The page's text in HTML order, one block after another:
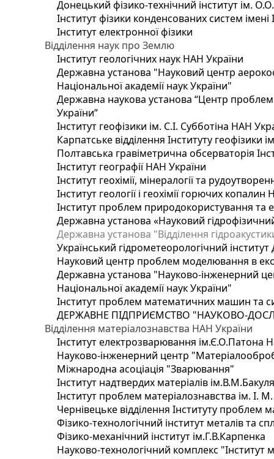
Донецький фізико-технічний інститут ім.
Інститут фізики конденсованих систем
Інститут електронної фізики
Відділення наук про Землю
Інститут геологічних наук НАН України
Державна установа "Науковий центр
Національної академії наук України"
Державна наукова установа “Центр проблем
України”
Інститут геофізики ім. С.І. Субботіна НАН
Карпатське відділення Інституту геофізики
Полтавська гравіметрична обсерваторія
Інститут географії НАН України
Інститут геохімії, мінералогії та
Інститут геології і геохімії горючих
Інститут проблем природокористування та
Державна установа «Науковий
Державна установа "Відділення
Український гідрометеорологічний
Науковий центр проблем моделювання в
Державна установа "Науково-інженерний
Національної академії наук України"
Інститут проблем математичних машин та
ДЕРЖАВНЕ ПІДПРИЄМСТВО "НАУКОВО-
Відділення матеріалознавства НАН України
Інститут електрозварювання ім.Є.О.Патона
Науково-інженерний центр
Міжнародна асоціація "Зварювання"
Інститут надтвердих матеріалів
Інститут проблем матеріалознавства ім. І.
Чернівецьке відділення Інституту проблем
Фізико-технологічний інститут металів та
Фізико-механічний інститут ім.Г.В.Карпенка
Науково-технологічний комплекс "Інститут